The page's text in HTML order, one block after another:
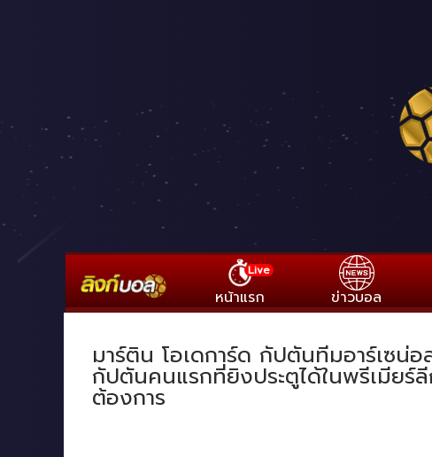
Live
หน้าแรก ข่าวบอล
มาร์ติน โอเดการ์ด กัปตันทีมอาร์เซน่
กัปตันคนแรกที่ยิงประตูได้ในพรีเมีย
ต้องการ